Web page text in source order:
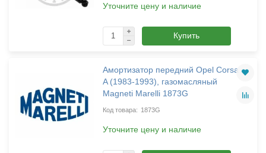
Уточните цену и наличие
Купить
Амортизатор передний Opel Corsa
A (1983-1993), газомасляный
Magneti Marelli 1873G
1873G
Уточните цену и наличие